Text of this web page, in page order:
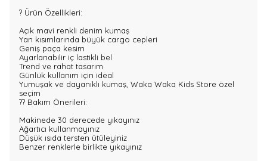
? Ürün Özellikleri:
Açık mavi renkli denim kumaş
Yan kısımlarında büyük cargo cepleri
Geniş paça kesim
Ayarlanabilir iç lastikli bel
Trend ve rahat tasarım
Günlük kullanım için ideal
Yumuşak ve dayanıklı kumaş, Waka Waka Kids Store özel
seçim
?? Bakım Önerileri:
Makinede 30 derecede yıkayınız
Ağartıcı kullanmayınız
Düşük ısıda tersten ütüleyiniz
Benzer renklerle birlikte yıkayınız